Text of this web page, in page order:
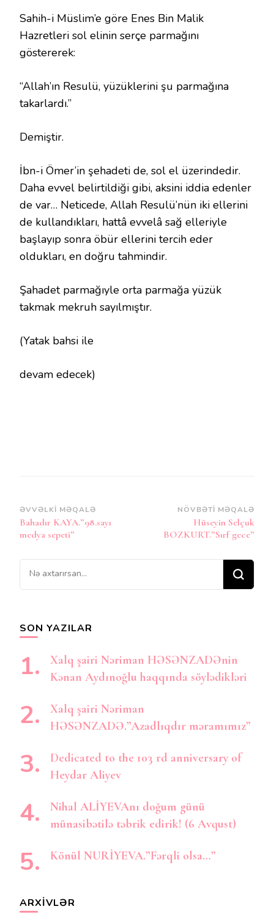
Sahih-i Müslim’e göre Enes Bin Malik
Hazretleri sol elinin serçe parmağını
göstererek:
“Allah’ın Resulü, yüzüklerini şu parmağına
takarlardı.”
Demiştir.
İbn-i Ömer’in şehadeti de, sol el üzerindedir.
Daha evvel belirtildiği gibi, aksini iddia edenler
de var… Neticede, Allah Resulü’nün iki ellerini
de kullandıkları, hattâ evvelâ sağ elleriyle
başlayıp sonra öbür ellerini tercih eder
oldukları, en doğru tahmindir.
Şahadet parmağıyle orta parmağa yüzük
takmak mekruh sayılmıştır.
(Yatak bahsi ile
devam edecek)
Post
Naviqasiya
ƏVVƏLKI MƏQALƏ
Bahadır KAYA.”98.sayı
medya sepeti”
NÖVBƏTI MƏQALƏ
Hüseyin Selçuk
BOZKURT.”Sırf gece”
Bir
şey
SON YAZILAR
Xalq şairi Nəriman HƏSƏNZADƏnin
Kənan Aydınoğlu haqqında söylədikləri
Xalq şairi Nəriman
HƏSƏNZADƏ.”Azadlıqdır məramımız”
Dedicated to the 103 rd anniversary of
Heydar Aliyev
Nihal ALİYEVAnı doğum günü
münasibətilə təbrik edirik! (6 Avqust)
Könül NURİYEVA.”Fərqli olsa…”
ARXIVLƏR